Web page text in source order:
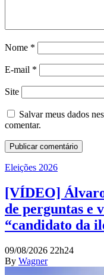
Nome *
E-mail *
Site
Salvar meus dados
comentar.
Eleições 2026
[VÍDEO]
de perguntas e
“candidato da
09/08/2026 22h24
By Wagner